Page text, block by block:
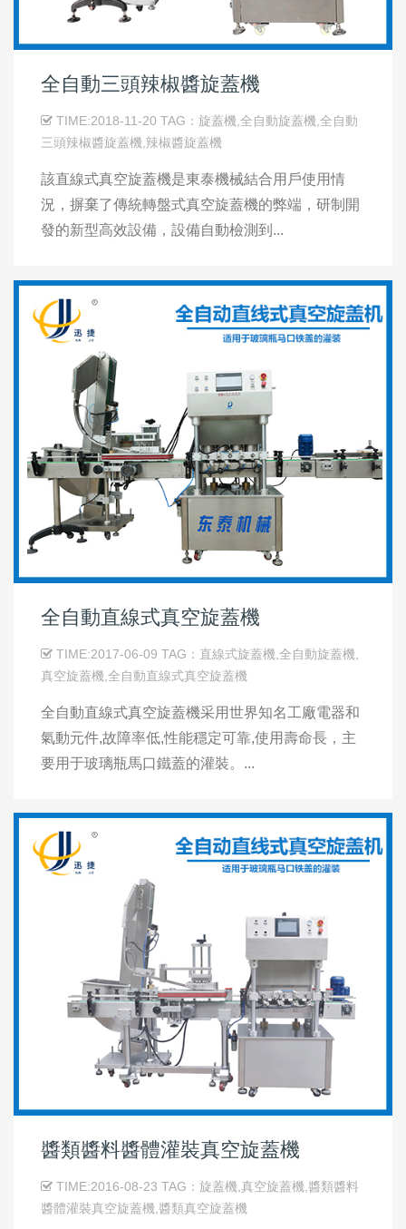
全自動三頭辣椒醬旋蓋機
TIME:2018-11-20 TAG：旋蓋機,全自動旋蓋機,全自動
三頭辣椒醬旋蓋機,辣椒醬旋蓋機
該直線式真空旋蓋機是東泰機械結合用戶使用情
況，摒棄了傳統轉盤式真空旋蓋機的弊端，研制開
發的新型高效設備，設備自動檢測到...
全自動直線式真空旋蓋機
TIME:2017-06-09 TAG：直線式旋蓋機,全自動旋蓋機,
真空旋蓋機,全自動直線式真空旋蓋機
全自動直線式真空旋蓋機采用世界知名工廠電器和
氣動元件,故障率低,性能穩定可靠,使用壽命長，主
要用于玻璃瓶馬口鐵蓋的灌裝。...
醬類醬料醬體灌裝真空旋蓋機
TIME:2016-08-23 TAG：旋蓋機,真空旋蓋機,醬類醬料
醬體灌裝真空旋蓋機,醬類真空旋蓋機